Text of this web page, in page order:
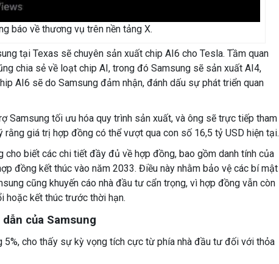
báo về thương vụ trên nền tảng X.
tại Texas sẽ chuyên sản xuất chip AI6 cho Tesla. Tầm quan
chia sẻ về loạt chip AI, trong đó Samsung sẽ sản xuất AI4,
AI6 sẽ do Samsung đảm nhận, đánh dấu sự phát triển quan
Samsung tối ưu hóa quy trình sản xuất, và ông sẽ trực tiếp tham
giá trị hợp đồng có thể vượt qua con số 16,5 tỷ USD hiện tại.
cho biết các chi tiết đầy đủ về hợp đồng, bao gồm danh tính của
đồng kết thúc vào năm 2033. Điều này nhằm bảo vệ các bí mật
cũng khuyến cáo nhà đầu tư cẩn trọng, vì hợp đồng vẫn còn
hoặc kết thúc trước thời hạn.
của Samsung
5%, cho thấy sự kỳ vọng tích cực từ phía nhà đầu tư đối với thỏa